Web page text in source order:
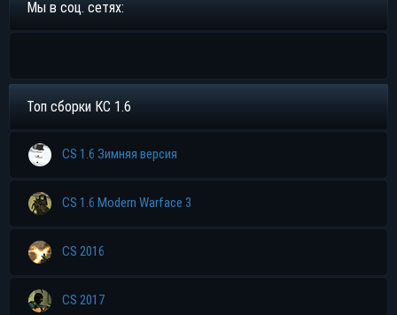
Мы в соц. сетях:
Топ сборки КС 1.6
CS 1.6 Зимняя версия
CS 1.6 Modern Warface 3
CS 2016
CS 2017